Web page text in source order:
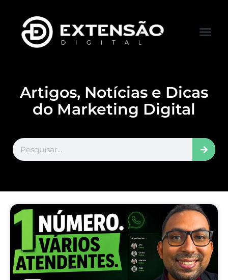
Artigos, Notícias e Dicas
do Marketing Digital